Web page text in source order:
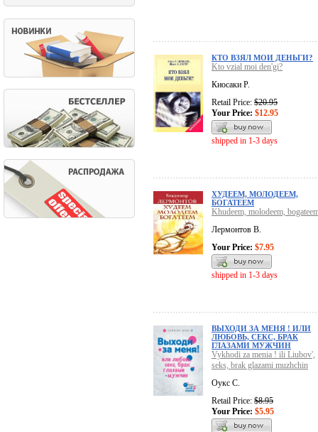
КТО ВЗЯЛ МОИ ДЕНЬГИ?
Kto vzial moi den'gi?
Киосаки Р.
Retail Price: $20.95
Your Price: $12.95
shipped in 1-3 days
ХУДЕЕМ, МОЛОДЕЕМ,
БОГАТЕЕМ
Khudeem, molodeem,
Лермонтов В.
Your Price: $7.95
shipped in 1-3 days
ВЫХОДИ ЗА МЕНЯ ! ИЛИ
ЛЮБОВЬ, СЕКС, БРАК
ГЛАЗАМИ МУЖЧИН
Vykhodi za menia ! ili Liubov',
seks, brak glazami muzhchin
Оукс С.
Retail Price: $8.95
Your Price: $5.95